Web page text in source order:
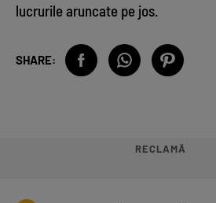
lucrurile aruncate pe jos.
SHARE:
RECLAMĂ